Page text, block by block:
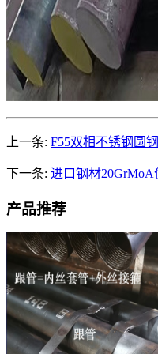
上一条: F55双相不锈钢圆
下一条: 进口钢材
产品推荐